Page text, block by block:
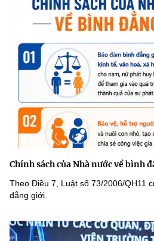
Chính sách của Nhà nước về bình
Theo Điều 7, Luật số 73/2006/QH11
đẳng giới.